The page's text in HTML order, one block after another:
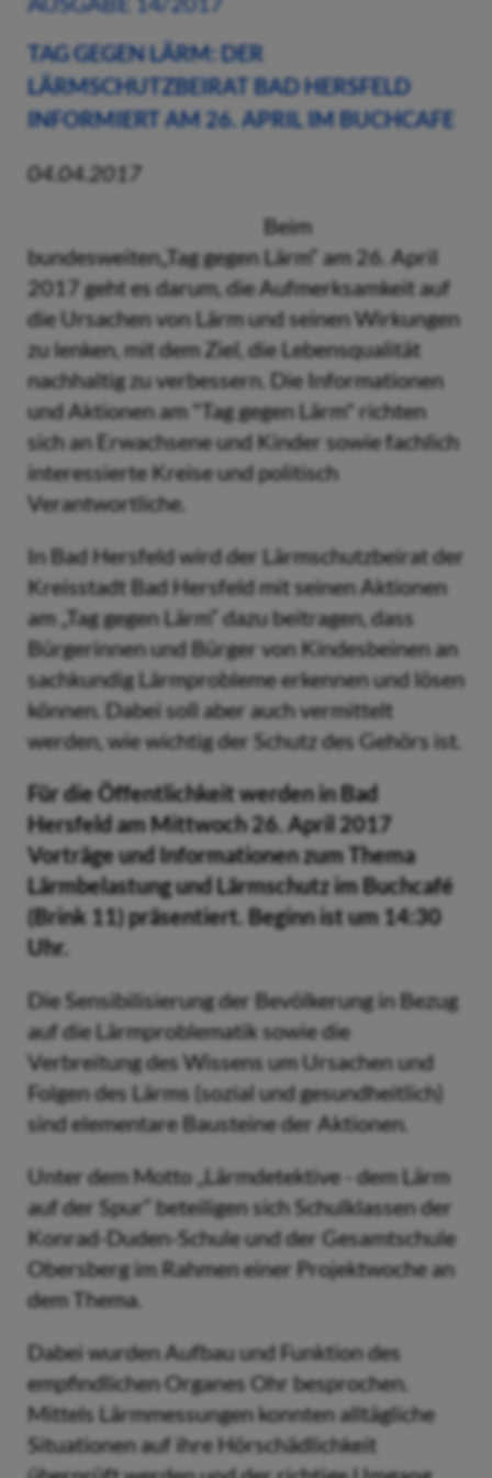
TAG GEGEN LÄRM: DER
LÄRMSCHUTZBEIRAT BAD HERSFELD
INFORMIERT AM 26. APRIL IM BUCHCAFE
04.04.2017
Beim
bundesweiten„Tag gegen Lärm“ am 26. April
2017 geht es darum, die Aufmerksamkeit auf
die Ursachen von Lärm und seinen Wirkungen
zu lenken, mit dem Ziel, die Lebensqualität
nachhaltig zu verbessern. Die Informationen
und Aktionen am "Tag gegen Lärm" richten
sich an Erwachsene und Kinder sowie fachlich
interessierte Kreise und politisch
Verantwortliche.
In Bad Hersfeld wird der Lärmschutzbeirat der
Kreisstadt Bad Hersfeld mit seinen Aktionen
am „Tag gegen Lärm“ dazu beitragen, dass
Bürgerinnen und Bürger von Kindesbeinen an
sachkundig Lärmprobleme erkennen und lösen
können. Dabei soll aber auch vermittelt
werden, wie wichtig der Schutz des Gehörs ist.
Für die Öffentlichkeit werden in Bad
Hersfeld am Mittwoch 26. April 2017
Vorträge und Informationen zum Thema
Lärmbelastung und Lärmschutz im Buchcafé
(Brink 11) präsentiert. Beginn ist um 14:30
Uhr.
Die Sensibilisierung der Bevölkerung in Bezug
auf die Lärmproblematik sowie die
Verbreitung des Wissens um Ursachen und
Folgen des Lärms (sozial und gesundheitlich)
sind elementare Bausteine der Aktionen.
Unter dem Motto „Lärmdetektive - dem Lärm
auf der Spur“ beteiligen sich Schulklassen der
Konrad-Duden-Schule und der Gesamtschule
Obersberg im Rahmen einer Projektwoche an
dem Thema.
Dabei wurden Aufbau und Funktion des
empfindlichen Organes Ohr besprochen.
Mittels Lärmmessungen konnten alltägliche
Situationen auf ihre Hörschädlichkeit